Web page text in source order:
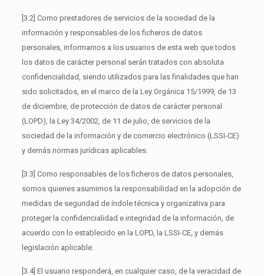
[3.2] Como prestadores de servicios de la sociedad de la
información y responsables de los ficheros de datos
personales, informamos a los usuarios de esta web que todos
los datos de carácter personal serán tratados con absoluta
confidencialidad, siendo utilizados para las finalidades que han
sido solicitados, en el marco de la Ley Orgánica 15/1999, de 13
de diciembre, de protección de datos de carácter personal
(LOPD), la Ley 34/2002, de 11 de julio, de servicios de la
sociedad de la información y de comercio electrónico (LSSI-CE)
y demás normas jurídicas aplicables.
[3.3] Como responsables de los ficheros de datos personales,
somos quienes asumimos la responsabilidad en la adopción de
medidas de seguridad de índole técnica y organizativa para
proteger la confidencialidad e integridad de la información, de
acuerdo con lo establecido en la LOPD, la LSSI-CE, y demás
legislación aplicable.
[3.4] El usuario responderá, en cualquier caso, de la veracidad de